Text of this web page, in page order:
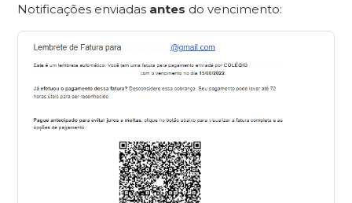
Notificações enviadas antes do vencimento: